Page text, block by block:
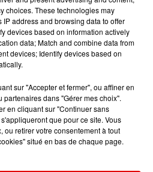
dans...
choices. These technologies may
address and browsing data to offer
devices based on information actively
data; Match and combine data from
devices; Identify devices based on
sur "Accepter et fermer", ou affiner en
dans "Gérer mes choix".
en cliquant sur "Continuer sans
que pour ce site. Vous
ou retirer votre consentement à tout
situé en bas de chaque page.